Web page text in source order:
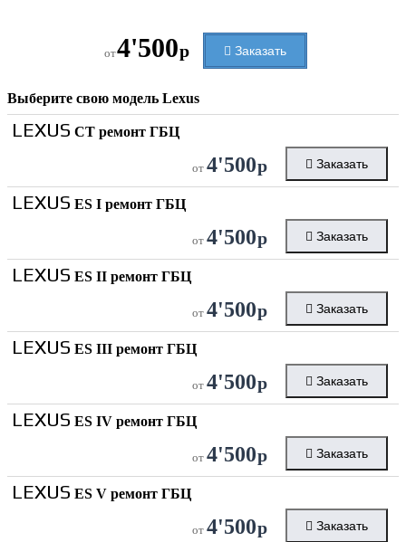
от4'500р Заказать
Выберите свою модель Lexus
LEXUS CT ремонт ГБЦ
от 4'500р Заказать
LEXUS ES I ремонт ГБЦ
от 4'500р Заказать
LEXUS ES II ремонт ГБЦ
от 4'500р Заказать
LEXUS ES III ремонт ГБЦ
от 4'500р Заказать
LEXUS ES IV ремонт ГБЦ
от 4'500р Заказать
LEXUS ES V ремонт ГБЦ
от 4'500р Заказать